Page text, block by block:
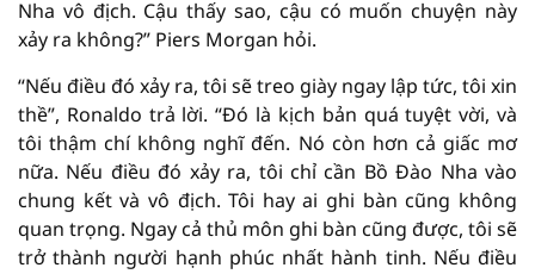
Nha vô địch. Cậu thấy sao, cậu có muốn chuyện này
xảy ra không?” Piers Morgan hỏi.
“Nếu điều đó xảy ra, tôi sẽ treo giày ngay lập tức, tôi xin
thề”, Ronaldo trả lời. “Đó là kịch bản quá tuyệt vời, và
tôi thậm chí không nghĩ đến. Nó còn hơn cả giấc mơ
nữa. Nếu điều đó xảy ra, tôi chỉ cần Bồ Đào Nha vào
chung kết và vô địch. Tôi hay ai ghi bàn cũng không
quan trọng. Ngay cả thủ môn ghi bàn cũng được, tôi sẽ
trở thành người hạnh phúc nhất hành tinh. Nếu điều